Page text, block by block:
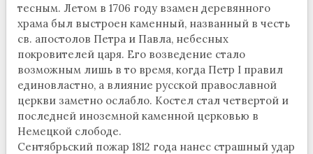
тесным. Летом в 1706 году взамен деревянного
храма был выстроен каменный, названный в честь
св. апостолов Петра и Павла, небесных
покровителей царя. Его возведение стало
возможным лишь в то время, когда Петр I правил
единовластно, а влияние русской православной
церкви заметно ослабло. Костел стал четвертой и
последней иноземной каменной церковью в
Немецкой слободе.
Сентябрьский пожар 1812 года нанес страшный удар